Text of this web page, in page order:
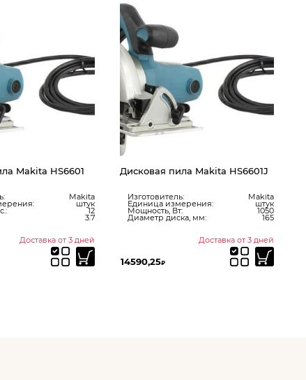
Makita HS6601
Makita
штук
12
3.7
Доставка от 3 дней
Дисковая пила Makita HS6601J
Изготовитель: Makita
Единица измерения: штук
Мощность, Вт: 1050
Диаметр диска, мм: 165
Доставка от 3 дней
14590,25₽